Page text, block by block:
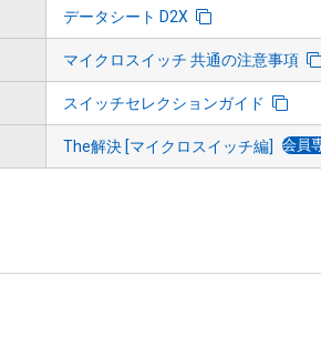
データシート D2X
マイクロスイッチ 共通の注意事項
スイッチセレクションガイド
The解決 [マイクロスイッチ編] 会員